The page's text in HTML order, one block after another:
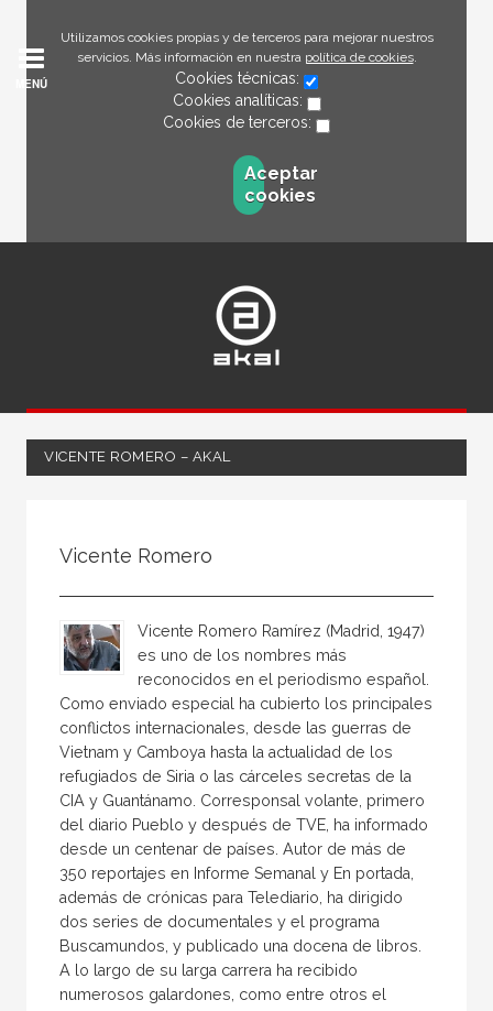
Utilizamos cookies propias y de terceros para mejorar nuestros
servicios. Más información en nuestra política de cookies.
Cookies técnicas:
Cookies analíticas:
Cookies de terceros:
Aceptar
cookies
MENÚ
VICENTE ROMERO – AKAL
Coordinador
Editora
Escritor
Escritora
Prologuista
Traductor
Traductora
Vicente Romero
Vicente Romero Ramírez (Madrid, 1947)
es uno de los nombres más
reconocidos en el periodismo español.
Como enviado especial ha cubierto los principales
conflictos internacionales, desde las guerras de
Vietnam y Camboya hasta la actualidad de los
refugiados de Siria o las cárceles secretas de la
CIA y Guantánamo. Corresponsal volante, primero
del diario Pueblo y después de TVE, ha informado
desde un centenar de países. Autor de más de
350 reportajes en Informe Semanal y En portada,
además de crónicas para Telediario, ha dirigido
dos series de documentales y el programa
Buscamundos, y publicado una docena de libros.
A lo largo de su larga carrera ha recibido
numerosos galardones, como entre otros el